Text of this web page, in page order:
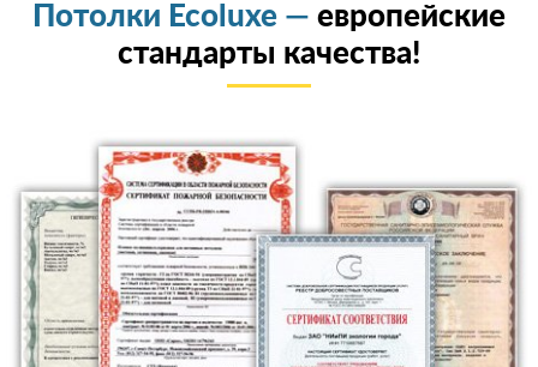
Потолки Ecoluxe — европейские
стандарты качества!